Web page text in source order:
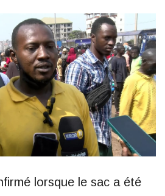
lorsque le sac a été